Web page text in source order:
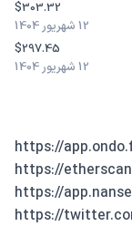
$303.32
12 شهریور 1404
$297.45
12 شهریور 1404